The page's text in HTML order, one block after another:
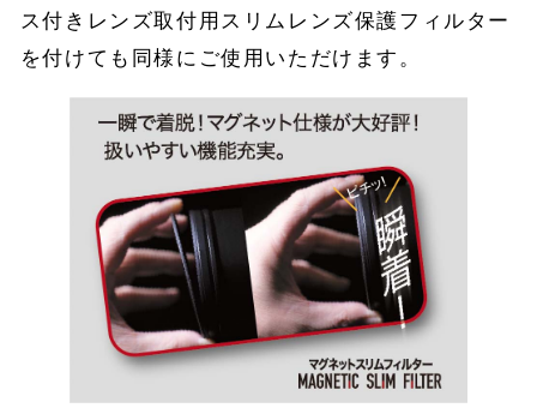
ス付きレンズ取付用スリムレンズ保護フィルター
を付けても同様にご使用いただけます。